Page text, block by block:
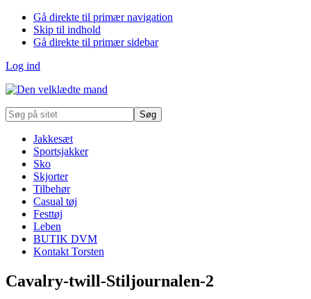
Gå direkte til primær navigation
Skip til indhold
Gå direkte til primær sidebar
Log ind
Søg
på
Jakkesæt
Sportsjakker
Sko
Skjorter
Tilbehør
Casual tøj
Festtøj
Leben
BUTIK DVM
Kontakt Torsten
Cavalry-twill-Stiljournalen-2